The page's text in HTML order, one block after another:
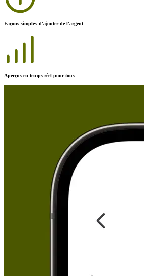
Façons simples d'ajouter de l'argent
Aperçus en temps réel pour tous